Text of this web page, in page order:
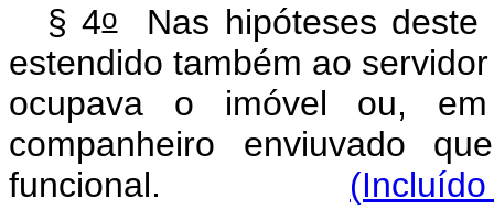
§ 4oNas hipóteses deste
estendido também ao
ocupava o imóvel ou,
companheiro enviuvado
funcional.